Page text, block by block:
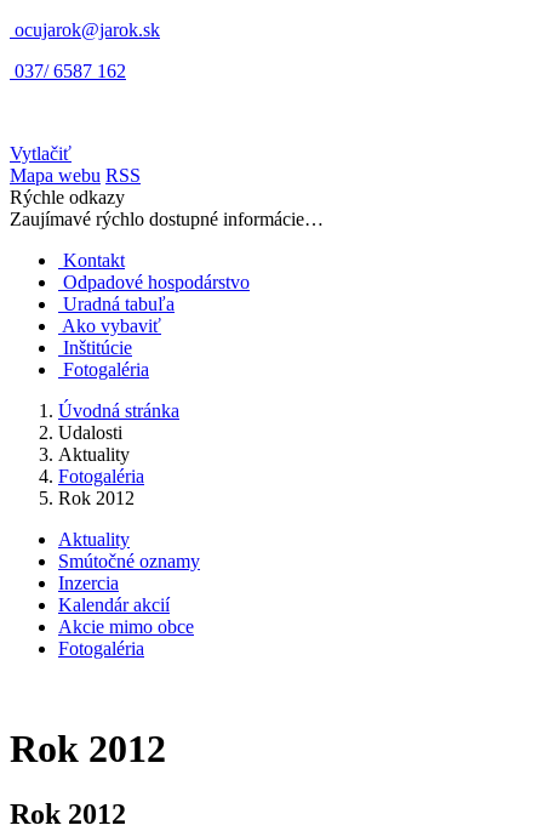
ocujarok@jarok.sk
037/ 6587 162
Vytlačiť
Mapa webu RSS
Rýchle odkazy
Zaujímavé rýchlo dostupné informácie…
Kontakt
Odpadové hospodárstvo
Uradná tabuľa
Ako vybaviť
Inštitúcie
Fotogaléria
Úvodná stránka
Udalosti
Aktuality
Fotogaléria
Rok 2012
Aktuality
Smútočné oznamy
Inzercia
Kalendár akcií
Akcie mimo obce
Fotogaléria
Rok 2012
Rok 2012